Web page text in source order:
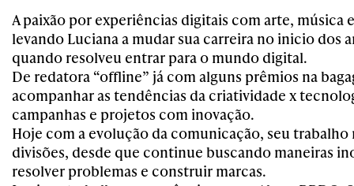
A paixão por experiências digitais com arte, música
levando Luciana a mudar sua carreira no inicio dos
quando resolveu entrar para o mundo digital.
De redatora “offline” já com alguns prêmios na
acompanhar as tendências da criatividade x
campanhas e projetos com inovação.
Hoje com a evolução da comunicação, seu trabalho
divisões, desde que continue buscando maneiras
resolver problemas e construir marcas.